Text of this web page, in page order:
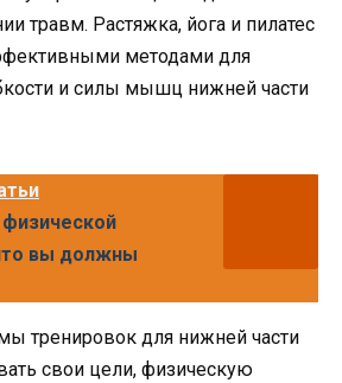
травм. Растяжка, йога и пилатес
методами для
и силы мышц нижней части
физической
вы должны
тренировок для нижней части
свои цели, физическую